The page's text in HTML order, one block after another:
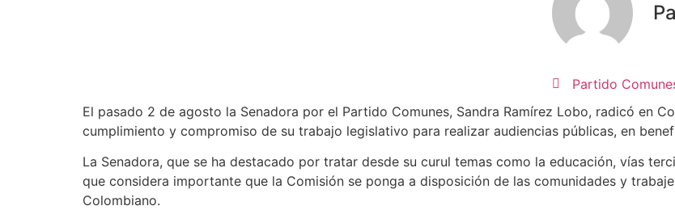
Partido
El pasado 2 de agosto la Senadora por el Partido Comunes, Sandra Ramírez Lobo, radicó en
cumplimiento y compromiso de su trabajo legislativo para realizar audiencias públicas, en
La Senadora, que se ha destacado por tratar desde su curul temas como la educación, vías
que considera importante que la Comisión se ponga a disposición de las comunidades y
Colombiano.